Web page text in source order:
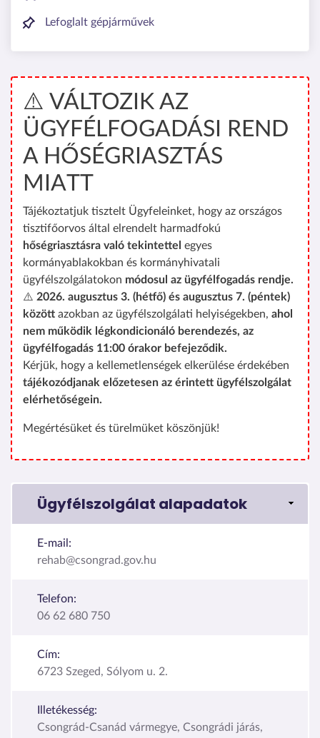
Lefoglalt gépjárművek
⚠️ VÁLTOZIK AZ
ÜGYFÉLFOGADÁSI REND
A HŐSÉGRIASZTÁS
MIATT
Tájékoztatjuk tisztelt Ügyfeleinket, hogy az országos
tisztifőorvos által elrendelt harmadfokú
hőségriasztásra való tekintettel egyes
kormányablakokban és kormányhivatali
ügyfélszolgálatokon módosul az ügyfélfogadás rendje.
⚠️ 2026. augusztus 3. (hétfő) és augusztus 7. (péntek)
között azokban az ügyfélszolgálati helyiségekben, ahol
nem működik légkondicionáló berendezés, az
ügyfélfogadás 11:00 órakor befejeződik.
Kérjük, hogy a kellemetlenségek elkerülése érdekében
tájékozódjanak előzetesen az érintett ügyfélszolgálat
elérhetőségein.
Megértésüket és türelmüket köszönjük!
Ügyfélszolgálat alapadatok
E-mail:
rehab@csongrad.gov.hu
Telefon:
06 62 680 750
Cím:
6723 Szeged, Sólyom u. 2.
Illetékesség:
Csongrád-Csanád vármegye, Csongrádi járás,